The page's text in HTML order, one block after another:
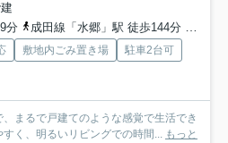
分
成田線「水郷」駅 徒歩144分 鹿島
敷地内ごみ置き場
駐車2台可
まるで戸建てのような感覚で生活でき
く、明るいリビングでの時間... もっと